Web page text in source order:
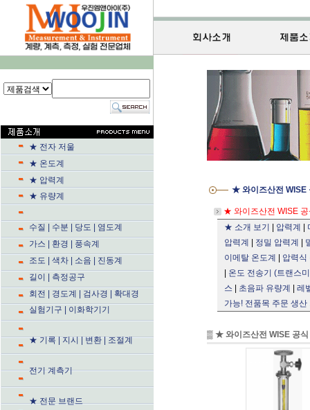
★ 전자 저울
★ 온도계
★ 압력계
★ 유량계
수질 | 수분 | 당도 | 염도계
가스 | 환경 | 풍속계
조도 | 색차 | 소음 | 진동계
길이 | 측정공구
회전 | 경도계 | 검사경 | 확대경
실험기구 | 이화학기기
★ 기록 | 지시 | 변환 | 조절계
전기 계측기
★ 전문 브랜드
★ 와이즈산전 WISE
★ 와이즈산전 WISE
★ 소개 보기
압력계
압력계
정밀 압력계
이메탈 온도계
압력식
온도 전송기 (트랜스
스
초음파 유량계
레
가능! 전품목 주문 생산
▒ ★ 와이즈산전 WISE 공식